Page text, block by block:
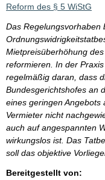
Reform des § 5 WiStG
Das Regelungsvorhaben
Mietpreisüberhöhung
reformieren. In der
regelmäßig daran, dass
Bundesgerichtshofes an
eines geringen
Vermieter nicht
auch auf angespannten
wirkungslos ist. Das
soll das objektive
Bereitgestellt von: